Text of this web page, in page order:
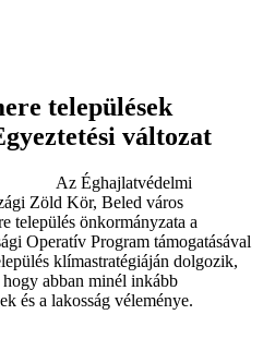
települések
változat
Az Éghajlatvédelmi
Zöld Kör, Beled város
település önkormányzata a
Operatív Program támogatásával
klímastratégiáján dolgozik,
abban minél inkább
és a lakosság véleménye.